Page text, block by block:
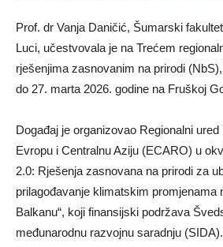
Prof. dr Vanja Daničić, Šumarski
Luci, učestvovala je na Trećem
rješenjima zasnovanim na prirodi
do 27. marta 2026. godine na Fruškoj
Događaj je organizovao Regionalni
Evropu i Centralnu Aziju (ECARO) u
2.0: Rješenja zasnovana na prirodi za
prilagođavanje klimatskim promjenama
Balkanu“, koji finansijski podržava
međunarodnu razvojnu saradnju (SIDA).